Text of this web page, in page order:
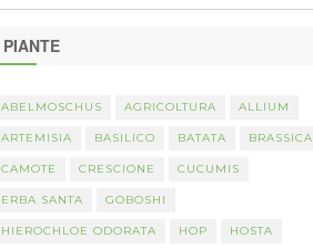
PIANTE
ABELMOSCHUS AGRICOLTURA ALLIUM
ARTEMISIA BASILICO BATATA BRASSICA
CAMOTE CRESCIONE CUCUMIS
ERBA SANTA GOBOSHI
HIEROCHLOE ODORATA HOP HOSTA